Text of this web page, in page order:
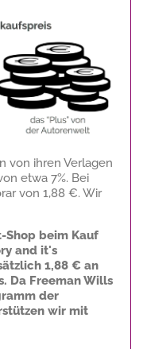
von ihren Verlagen
etwa 7%. Bei
von 1,88 €. Wir
Shop beim Kauf
and it's
1,88 € an
Da Freeman Wills
der
wir mit